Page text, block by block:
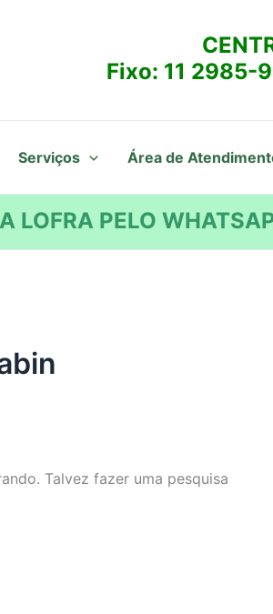
Fixo: 11 2985-
Serviços Área de
LOFRA PELO
Talvez fazer uma pesquisa